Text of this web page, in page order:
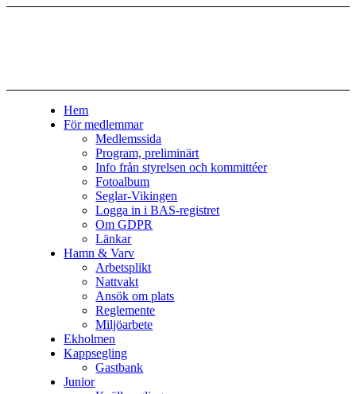
Hem
För medlemmar
Medlemssida
Program, preliminärt
Info från styrelsen och kommittéer
Fotoalbum
Seglar-Vikingen
Logga in i BAS-registret
Om GDPR
Länkar
Hamn & Varv
Arbetsplikt
Nattvakt
Ansök om plats
Reglemente
Miljöarbete
Ekholmen
Kappsegling
Gastbank
Junior